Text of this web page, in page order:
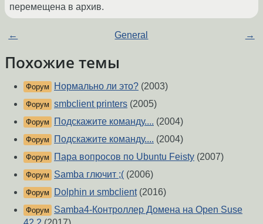
перемещена в архив.
← General →
Похожие темы
Форум Нормально ли это? (2003)
Форум smbclient printers (2005)
Форум Подскажите команду.... (2004)
Форум Подскажите команду.... (2004)
Форум Пара вопросов по Ubuntu Feisty (2007)
Форум Samba глючит ;( (2006)
Форум Dolphin и smbclient(2016)
Форум
Samba4-Контроллер Домена на Open Suse